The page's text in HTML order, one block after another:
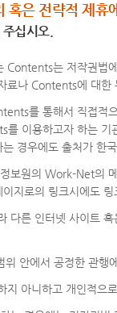
혹은 전략적 제휴
십시오.
Contents는 저작권법
료나 Contents에 대한
를 통해서 직접적
이용하고자 하는
경우에도 출처가 한
보원의 Work-Net의
지로의 링크시에도
다른 인터넷 사이트
안에서 공정한 관행
아니하고 개인적으